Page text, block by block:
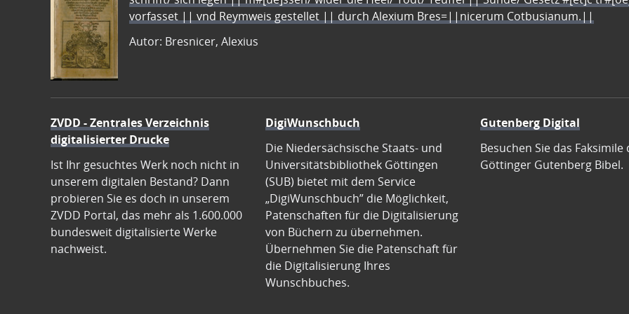
vorfasset || vnd Reymweis gestellet || durch Alexium Bres=||nicerum Cotbusianum.||
Autor: Bresnicer, Alexius
ZVDD - Zentrales Verzeichnis
digitalisierter Drucke
Ist Ihr gesuchtes Werk noch nicht in
unserem digitalen Bestand? Dann
probieren Sie es doch in unserem
ZVDD Portal, das mehr als 1.600.000
bundesweit digitalisierte Werke
nachweist.
DigiWunschbuch
Die Niedersächsische Staats- und
Universitätsbibliothek Göttingen
(SUB) bietet mit dem Service
„DigiWunschbuch” die Möglichkeit,
Patenschaften für die Digitalisierung
von Büchern zu übernehmen.
Übernehmen Sie die Patenschaft für
die Digitalisierung Ihres
Wunschbuches.
Gutenberg Digital
Besuchen Sie das Faksimile
Göttinger Gutenberg Bibel.